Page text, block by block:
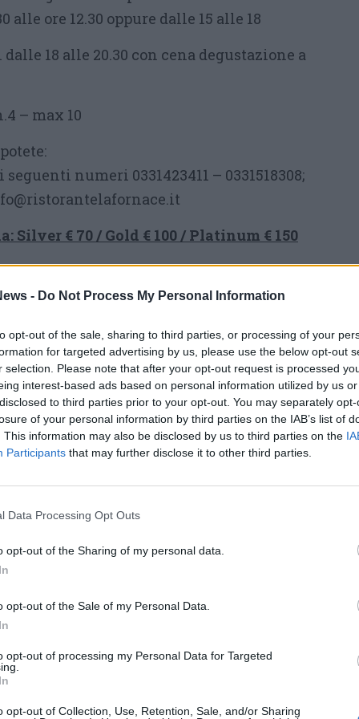
- Do Not Process My Personal Information
opt-out of the sale, sharing to third parties, or processing of your
for targeted advertising by us, please use the below opt-out
selection. Please note that after your opt-out request is processed
interest-based ads based on personal information utilized by us
to third parties prior to your opt-out. You may separately
of your personal information by third parties on the IAB’s list of
This information may also be disclosed by us to third parties on the
Participants that may further disclose it to other third parties.
Data Processing Opt Outs
opt-out of the Sharing of my personal data.
opt-out of the Sale of my Personal Data.
opt-out of processing my Personal Data for Targeted
opt-out of Collection, Use, Retention, Sale, and/or Sharing
alle ore 12.30 oppure dalle 15 alle 18
18 alle 20.30 con cena degustazione a
– max 10
numeri 0331423411 – 0331518308;
Silver € 70 / Gold € 100 / Platinum € 150
coffee e Coocking class (postazione di
gusto, grembiule e materiale didattico,
fine corso, Aperitivo “DOP”)
coffee e Coocking class (postazione di
gusto, grembiule e materiale didattico,
fine corso, Aperitivo e Light Lunch “DOP”,
coffee e Coocking class (postazione
gusto, grembiule e materiale didattico,
fine corso, Aperitivo e Cena Degustazione
La Fornace propongono servizi
su richiesta: Servizio Navetta A/R,
in lingua straniera,
Visite presso aziende agricole/musei